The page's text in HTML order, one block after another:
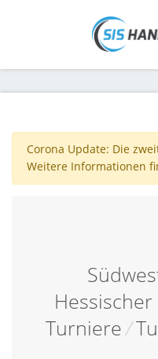
Corona Update: Die
Weitere Informationen
Turniere/